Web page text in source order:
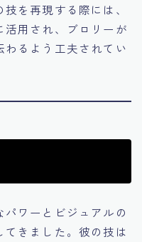
を再現する際には、
用され、ブロリーが
るよう工夫されてい
ワーとビジュアルの
きました。彼の技は